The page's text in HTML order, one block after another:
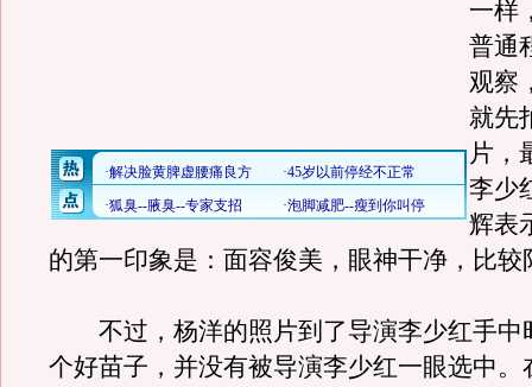
一样
普通
观察
就先
片，
李少
辉表
的第一印象是：面容俊美，眼神干净，比较
不过，杨洋的照片到了导演李少红手中
个好苗子，并没有被导演李少红一眼选中。